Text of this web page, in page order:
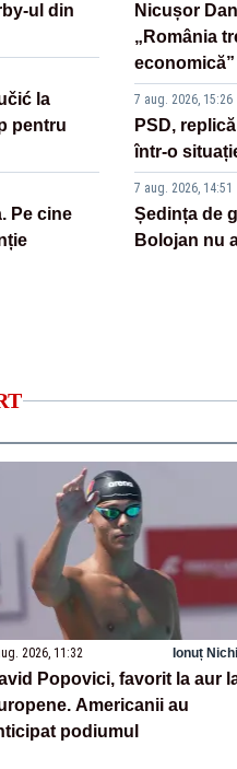
ul din
la
pentru
Pe cine
Nicușor
„România
economică”
7 aug. 2026, 15:26
PSD,
într-o
7 aug. 2026, 14:51
Ședința de
Bolojan nu
2026, 11:32 Ionuț
Popovici, favorit la aur
Americanii au
podiumul